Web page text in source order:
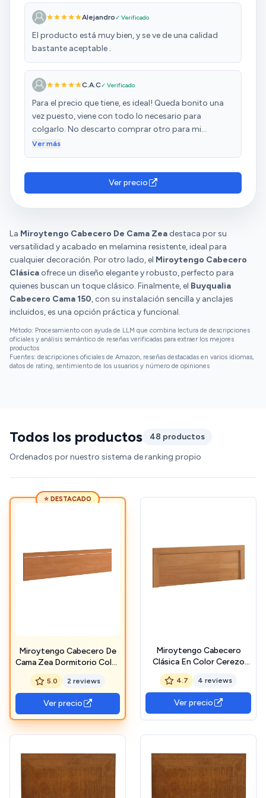
Alejandro✓ Verificado
El producto está muy bien, y se ve de una calidad
bastante aceptable .
C.A.C✓ Verificado
Para el precio que tiene, es ideal! Queda bonito una
vez puesto, viene con todo lo necesario para
colgarlo. No descarto comprar otro para mi
segunda residencia!
Ver más
Ver precio
La Miroytengo Cabecero De Cama Zea destaca por su
versatilidad y acabado en melamina resistente, ideal para
cualquier decoración. Por otro lado, el Miroytengo Cabecero
Clásica ofrece un diseño elegante y robusto, perfecto para
quienes buscan un toque clásico. Finalmente, el Buyqualia
Cabecero Cama 150, con su instalación sencilla y anclajes
incluidos, es una opción práctica y funcional.
Método: Procesamiento con ayuda de LLM que combina lectura de descripciones
oficiales y análisis semántico de reseñas verificadas para extraer los mejores
productos
Fuentes: descripciones oficiales de Amazon, reseñas destacadas en varios idiomas,
datos de rating, sentimiento de los usuarios y número de opiniones
Todos los productos
48 productos
Ordenados por nuestro sistema de ranking propio
⭐ DESTACADO
Miroytengo Cabecero De
Cama Zea Dormitorio Color
Cerezo 158 cm
5.0 2 reviews
Ver precio
Miroytengo Cabecero
Clásica En Color Cerezo
155x60x3 cm para
Dormitorio
4.7 4 reviews
Ver precio